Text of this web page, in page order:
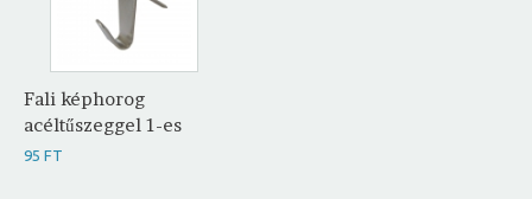
Fali képhorog
acéltűszeggel 1-es
95 FT